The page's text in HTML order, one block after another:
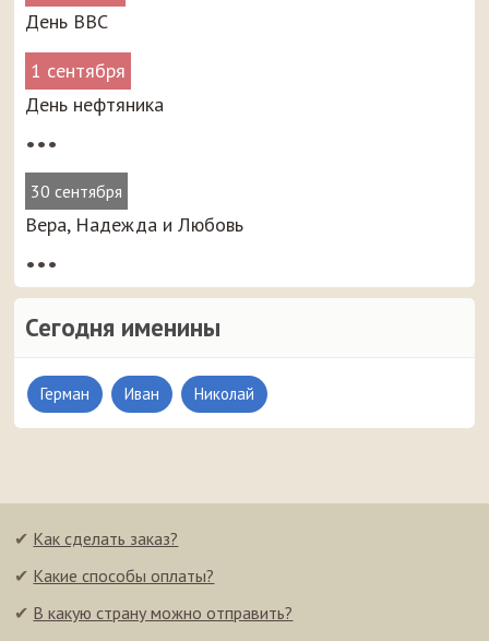
День ВВС
1 сентября
День нефтяника
•••
30 сентября
Вера, Надежда и Любовь
•••
Сегодня именины
Герман Иван Николай
✔ Как сделать заказ?
✔ Какие способы оплаты?
✔ В какую страну можно отправить?